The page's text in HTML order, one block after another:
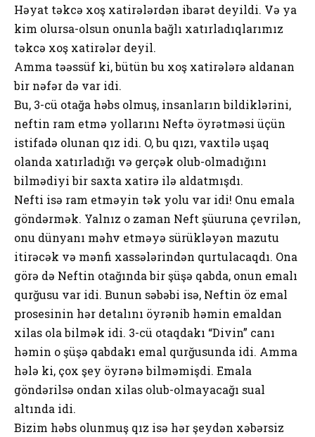
Həyat təkcə xoş xatirələrdən ibarət deyildi. Və ya
kim olursa-olsun onunla bağlı xatırladıqlarımız
təkcə xoş xatirələr deyil.
Amma təəssüf ki, bütün bu xoş xatirələrə aldanan
bir nəfər də var idi.
Bu, 3-cü otağa həbs olmuş, insanların bildiklərini,
neftin ram etmə yollarını Neftə öyrətməsi üçün
istifadə olunan qız idi. O, bu qızı, vaxtilə uşaq
olanda xatırladığı və gerçək olub-olmadığını
bilmədiyi bir saxta xatirə ilə aldatmışdı.
Nefti isə ram etməyin tək yolu var idi! Onu emala
göndərmək. Yalnız o zaman Neft şüuruna çevrilən,
onu dünyanı məhv etməyə sürükləyən mazutu
itirəcək və mənfi xassələrindən qurtulacaqdı. Ona
görə də Neftin otağında bir şüşə qabda, onun emalı
qurğusu var idi. Bunun səbəbi isə, Neftin öz emal
prosesinin hər detalını öyrənib həmin emaldan
xilas ola bilmək idi. 3-cü otaqdakı “Divin” canı
həmin o şüşə qabdakı emal qurğusunda idi. Amma
hələ ki, çox şey öyrənə bilməmişdi. Emala
göndərilsə ondan xilas olub-olmayacağı sual
altında idi.
Bizim həbs olunmuş qız isə hər şeydən xəbərsiz